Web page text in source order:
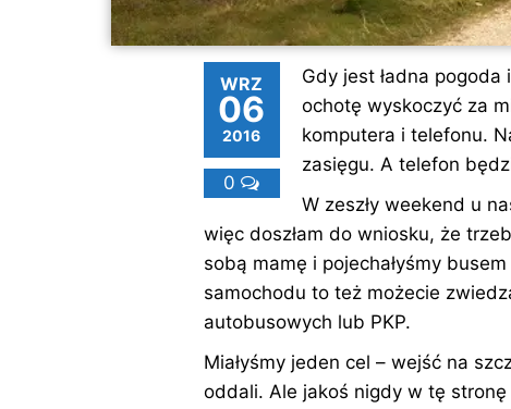
WRZ
06
2016
0
Gdy jest ładna
ochotę wyskoczyć za
komputera i telefonu.
zasięgu. A telefon
W zeszły weekend u
więc doszłam do wniosku, że
sobą mamę i pojechałyśmy
samochodu to też możecie
autobusowych lub PKP.
Miałyśmy jeden cel – wejść na
oddali. Ale jakoś nigdy w tę stronę